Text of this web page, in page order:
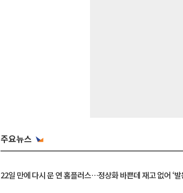
주요뉴스
22일 만에 다시 문 연 홈플러스…정상화 바쁜데 재고 없어 ‘